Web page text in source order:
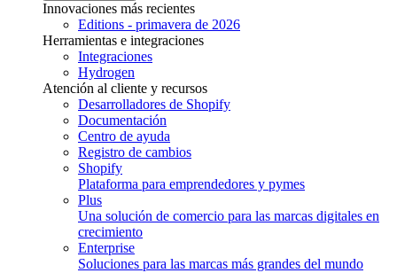
Innovaciones más recientes
Editions - primavera de 2026
Herramientas e integraciones
Integraciones
Hydrogen
Atención al cliente y recursos
Desarrolladores de Shopify
Documentación
Centro de ayuda
Registro de cambios
Shopify
Plataforma para emprendedores y pymes
Plus
Una solución de comercio para las marcas digitales en
crecimiento
Enterprise
Soluciones para las marcas más grandes del mundo